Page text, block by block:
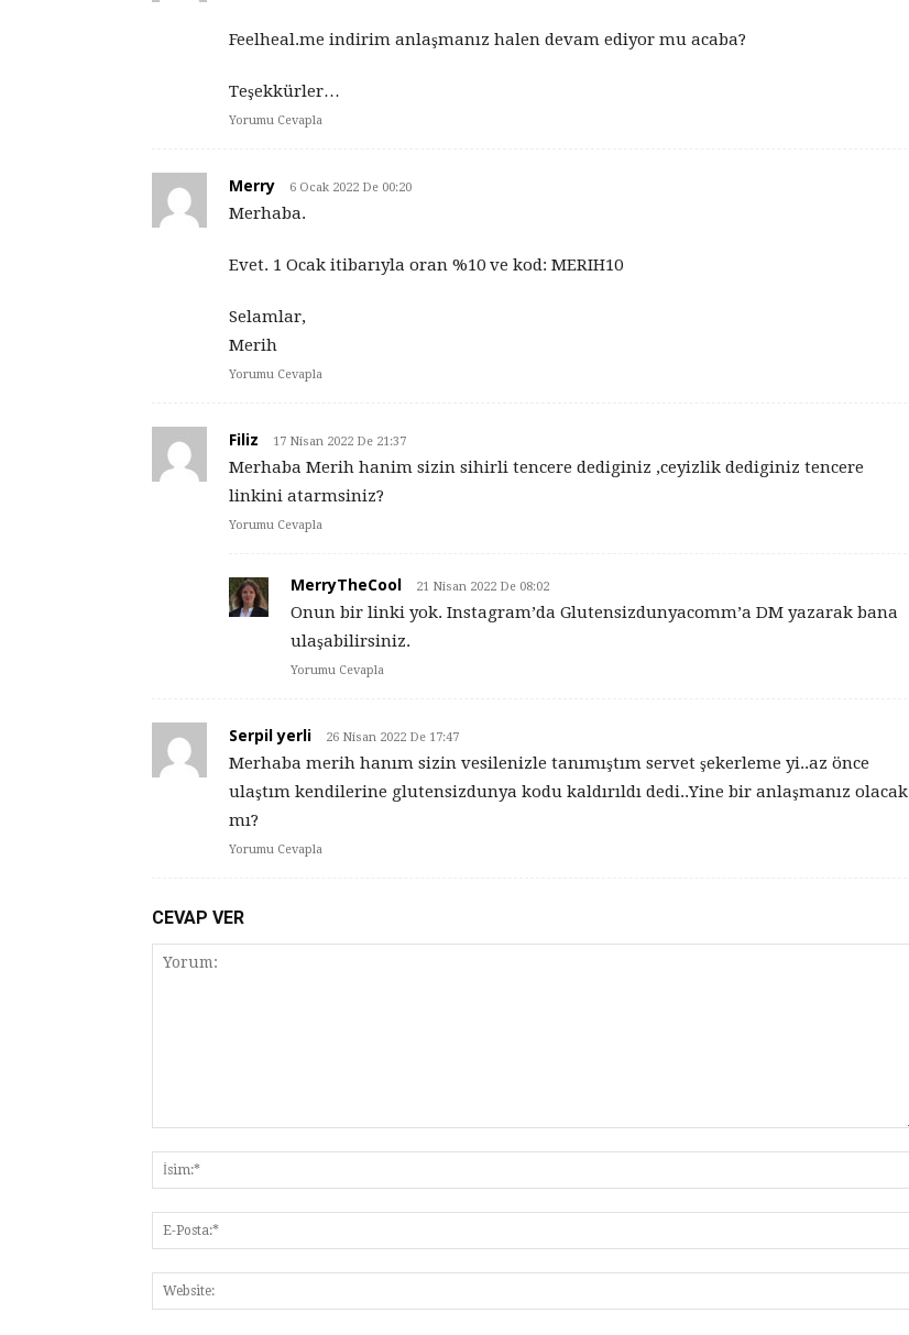
Feelheal.me indirim anlaşmanız halen devam ediyor mu acaba?
Teşekkürler…
Yorumu Cevapla
Merry 6 Ocak 2022 De 00:20
Merhaba.
Evet. 1 Ocak itibarıyla oran %10 ve kod: MERIH10
Selamlar,
Merih
Yorumu Cevapla
Filiz 17 Nisan 2022 De 21:37
Merhaba Merih hanim sizin sihirli tencere dediginiz ,ceyizlik dediginiz tencere
linkini atarmsiniz?
Yorumu Cevapla
MerryTheCool 21 Nisan 2022 De 08:02
Onun bir linki yok. Instagram’da Glutensizdunyacomm’a DM yazarak bana
ulaşabilirsiniz.
Yorumu Cevapla
Serpil yerli 26 Nisan 2022 De 17:47
Merhaba merih hanım sizin vesilenizle tanımıştım servet şekerleme yi..az önce
ulaştım kendilerine glutensizdunya kodu kaldırıldı dedi..Yine bir anlaşmanız olacak
mı?
Yorumu Cevapla
CEVAP VER